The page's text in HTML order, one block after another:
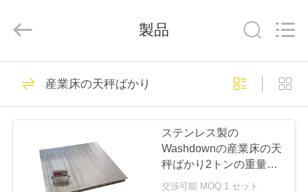
プ
2025
Reserved.
頑丈な橋ばかり
製品
産業床の天秤ばかり
ステンレス製の
Washdownの産業床の天
秤ばかり2トンの重量を
量る機械
交渉可能 MOQ:1 セット